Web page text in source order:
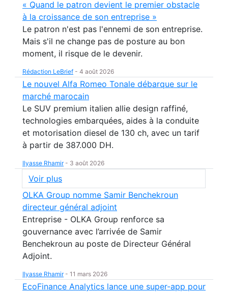
« Quand le patron devient le premier obstacle
à la croissance de son entreprise »
Le patron n'est pas l'ennemi de son entreprise.
Mais s'il ne change pas de posture au bon
moment, il risque de le devenir.
Rédaction LeBrief - 4 août 2026
Le nouvel Alfa Romeo Tonale débarque sur le
marché marocain
Le SUV premium italien allie design raffiné,
technologies embarquées, aides à la conduite
et motorisation diesel de 130 ch, avec un tarif
à partir de 387.000 DH.
Ilyasse Rhamir- 3 août 2026
Voir plus
OLKA Group nomme Samir Benchekroun
directeur général adjoint
Entreprise - OLKA Group renforce sa
gouvernance avec l’arrivée de Samir
Benchekroun au poste de Directeur Général
Adjoint.
Ilyasse Rhamir- 11 mars 2026
EcoFinance Analytics lance une super-app pour